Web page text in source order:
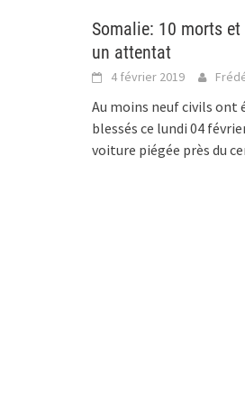
Somalie: 10 morts
un attentat
4 février 2019
Au moins neuf civils ont
blessés ce lundi 04
voiture piégée près du